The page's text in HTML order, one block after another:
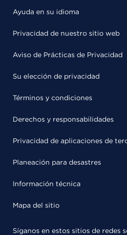
Ayuda en su idioma
Privacidad de nuestro sitio web
Aviso de Prácticas de Privacidad
Su elección de privacidad
Términos y condiciones
Derechos y responsabilidades
Privacidad de aplicaciones de
Planeación para desastres
Información técnica
Mapa del sitio
Síganos en estos sitios de redes